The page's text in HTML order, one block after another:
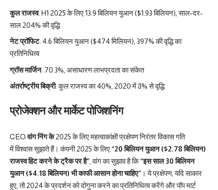
कुल राजस्व: H1 2025 के लिए 13.9 बिलियन युआन ($1.93 बिलियन), साल-दर-
साल 204% की वृद्धि
नेट प्रॉफिट: 4.6 बिलियन युआन ($474 मिलियन), 397% की वृद्धि का
प्रतिनिधित्व
ग्रॉस मार्जिन: 70.3%, असाधारण लाभप्रदता का संकेत
अंतर्राष्ट्रीय बिक्री: कुल राजस्व का 40%, 2020 में 8% से वृद्धि
प्रोजेक्शन और मार्केट पोजिशनिंग
CEOवांग निंग के2025 के लिए महत्वाकांक्षी प्रक्षेपण निरंतर विकास गति
में विश्वास सुझाते हैं। कंपनी 2025 के लिए “20 बिलियन युआन ($2.78 बिलियन)
राजस्व हिट करने के ट्रैक पर है” , वांग का सुझाव है कि“इस साल 30 बिलियन
युआन ($4.18 बिलियन) भी काफी आसान होना चाहिए” । ये प्रक्षेपण, यदि साकार
हुए, तो 2024 के प्रदर्शन को दोगुना करने का प्रतिनिधित्व करेंगे और पॉप मार्ट